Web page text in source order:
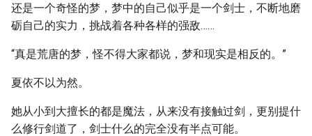
还是一个奇怪的梦，梦中的自己似乎是一个剑士，不断地磨
砺自己的实力，挑战着各种各样的强敌……
“真是荒唐的梦，怪不得大家都说，梦和现实是相反的。”
夏依不以为然。
她从小到大擅长的都是魔法，从来没有接触过剑，更别提什
么修行剑道了，剑士什么的完全没有半点可能。